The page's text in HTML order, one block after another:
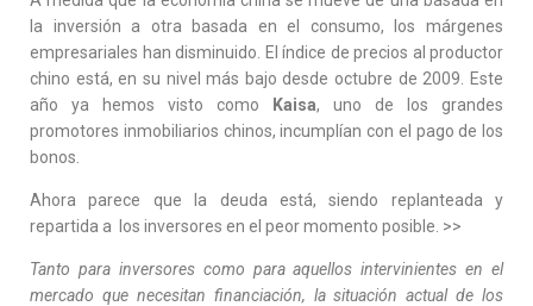
la inversión a otra basada en el consumo, los márgenes
empresariales han disminuido. El índice de precios al productor
chino está, en su nivel más bajo desde octubre de 2009. Este
año ya hemos visto como
Kaisa, uno de los grandes
promotores inmobiliarios chinos, incumplían con el pago de los
bonos.
Ahora parece que la deuda está, siendo replanteada y
repartida a los inversores en el peor momento posible. >>
Tanto para inversores como para aquellos intervinientes en el
mercado que necesitan financiación, la situación actual de los